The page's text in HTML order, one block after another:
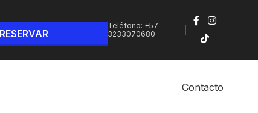
Teléfono: +57
3233070680‬
Contacto